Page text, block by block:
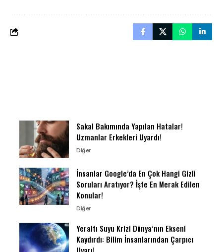
Sakal Bakımında Yapılan Hatalar!
Uzmanlar Erkekleri Uyardı!
Diğer
İnsanlar Google’da En Çok Hangi Gizli
Soruları Aratıyor? İşte En Merak Edilen
Konular!
Diğer
Yeraltı Suyu Krizi Dünya’nın Ekseni
Kaydırdı: Bilim İnsanlarından Çarpıcı